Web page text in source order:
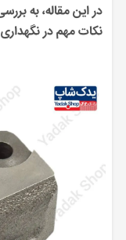
در این مقاله، به
نکات مهم در